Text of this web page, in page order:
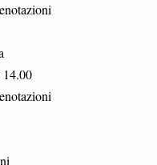
14.00